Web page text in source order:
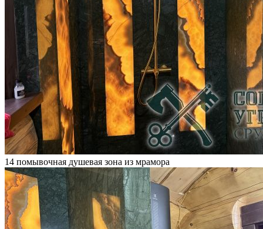
14 помывочная душевая зона из мрамора